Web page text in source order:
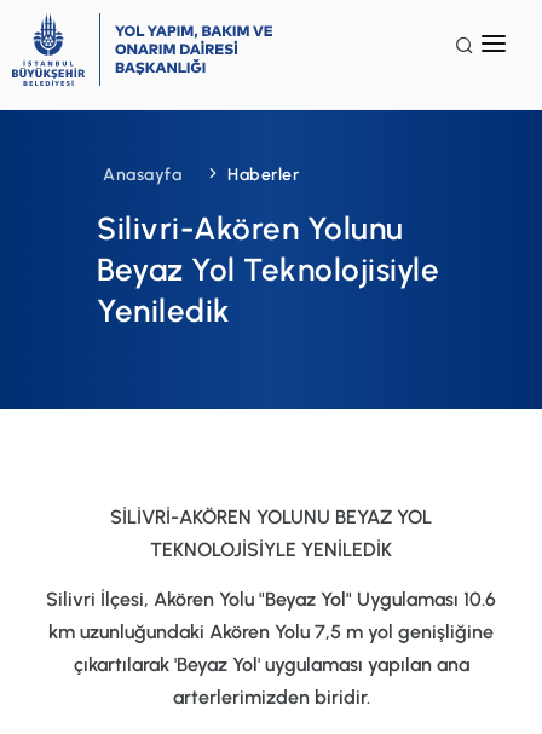
Terminoloji
SSS
Anasayfa Haberler
Silivri-Akören Yolunu
Beyaz Yol Teknolojisiyle
Yeniledik
SİLİVRİ-AKÖREN YOLUNU BEYAZ YOL
TEKNOLOJİSİYLE YENİLEDİK
Silivri İlçesi, Akören Yolu "Beyaz Yol" Uygulaması 10.6
km uzunluğundaki Akören Yolu 7,5 m yol genişliğine
çıkartılarak 'Beyaz Yol' uygulaması yapılan ana
arterlerimizden biridir.